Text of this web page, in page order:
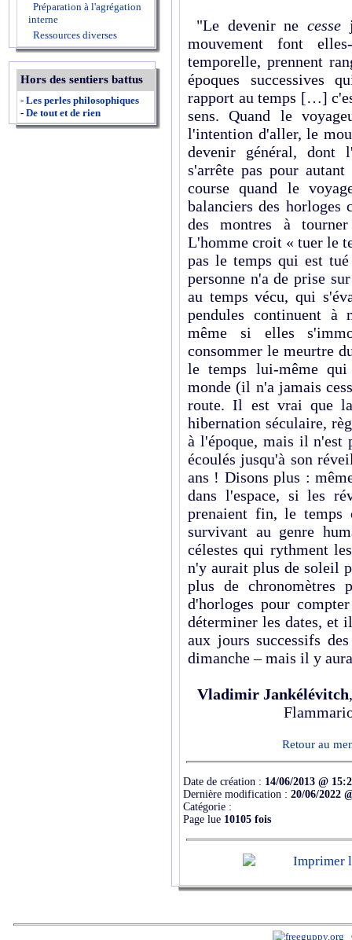
Préparation à l'agrégation
interne
Ressources diverses
Hors des sentiers battus
- Les perles philosophiques
- De tout et de rien
"Le devenir necesse
mouvement font
temporelle, prennent
époques successives
rapport au temps […]
sens. Quand le
l'intention d'aller, le
devenir général, dont
s'arrête pas pour
course quand le
balanciers des
des montres à
L'homme croit « tuer le
pas le temps qui est
personne n'a de prise
au temps vécu, qui
pendules continuent à
même si elles
consommer le meurtre
le temps lui-même
monde (il n'a jamais
route. Il est vrai que
hibernation séculaire,
à l'époque, mais il n'est
écoulés jusqu'à son
ans ! Disons plus :
dans l'espace, si les
prenaient fin, le temps
survivant au genre
célestes qui rythment
n'y aurait plus de soleil
plus de chronomètres
d'horloges pour
déterminer les dates, et
aux jours successifs
dimanche – mais il y
Vladimir Jankélévitch
Retour au
Date de création : 14/06/2013 @
Dernière modification : 20/06/2022
Catégorie :
Page lue 10105 fois